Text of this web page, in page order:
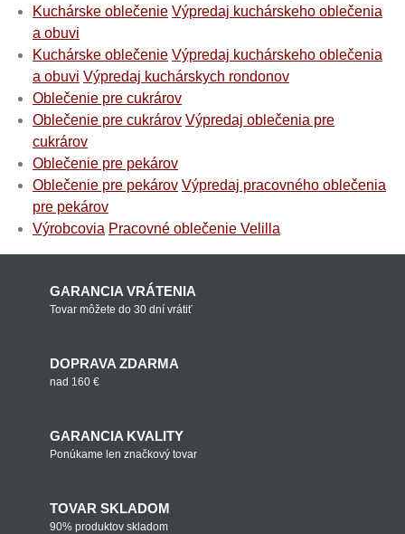
Kuchárske oblečenie Výpredaj kuchárskeho oblečenia
a obuvi
Kuchárske oblečenie Výpredaj kuchárskeho oblečenia
a obuvi Výpredaj kuchárskych rondonov
Oblečenie pre cukrárov
Oblečenie pre cukrárov Výpredaj oblečenia pre
cukrárov
Oblečenie pre pekárov
Oblečenie pre pekárov Výpredaj pracovného oblečenia
pre pekárov
Výrobcovia Pracovné oblečenie Velilla
GARANCIA VRÁTENIA
Tovar môžete do 30 dní vrátiť
DOPRAVA ZDARMA
nad 160 €
GARANCIA KVALITY
Ponúkame len značkový tovar
TOVAR SKLADOM
90% produktov skladom